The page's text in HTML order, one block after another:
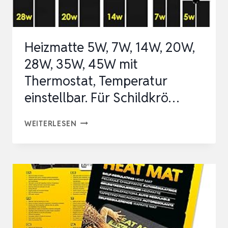
SC…
Heizmatte 5W, 7W, 14W, 20W,
28W, 35W, 45W mit
Thermostat, Temperatur
einstellbar. Für Schildkrö…
WEITERLESEN HEIZMATTE
14W,
20W,
28W,
35W,